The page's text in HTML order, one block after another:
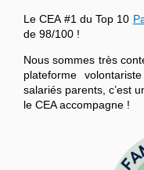
Le CEA #1 du Top 10
de 98/100 !
Nous sommes très
plateforme
salariés parents, c’est
le CEA accompagne !